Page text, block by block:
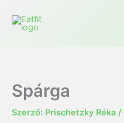
tartalomra
Spárga
Szerző: Prischetzky Réka /